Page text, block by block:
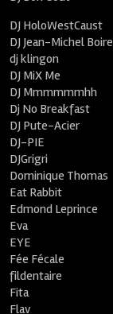
DJ HoloWestCaust
DJ Jean-Michel Boire
dj klingon
DJ MiX Me
DJ Mmmmmmhh
Dj No Breakfast
DJ Pute-Acier
DJ-PIE
DJGrigri
Dominique Thomas
Eat Rabbit
Edmond Leprince
Eva
EYE
Fée Fécale
fildentaire
Fita
Flav